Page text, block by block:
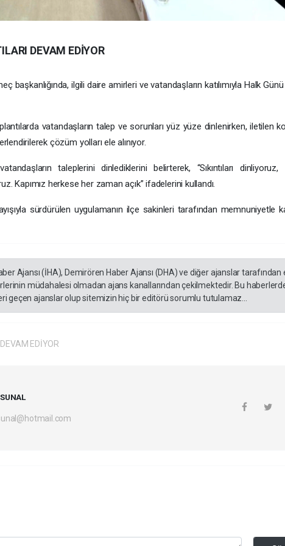
DEVAM EDİYOR
başkanlığında, ilgili daire amirleri ve vatandaşların katılımıyla Halk Günü
vatandaşların talep ve sorunları yüz yüze dinlenirken, iletilen
çözüm yolları ele alınıyor.
taleplerini dinlediklerini belirterek, “Sıkıntıları dinliyoruz,
Kapımız herkese her zaman açık” ifadelerini kullandı.
sürdürülen uygulamanın ilçe sakinleri tarafından memnuniyetle
Ajansı (İHA), Demirören Haber Ajansı (DHA) ve diğer ajanslar tarafından
müdahalesi olmadan ajans kanallarından çekilmektedir. Bu
geçen ajanslar olup sitemizin hiç bir editörü sorumlu tutulamaz...
EDİYOR